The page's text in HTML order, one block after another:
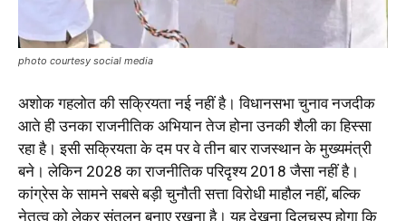
photo courtesy social media
अशोक गहलोत की सक्रियता नई नहीं है। विधानसभा चुनाव नजदीक
आते ही उनका राजनीतिक अभियान तेज होना उनकी शैली का हिस्सा
रहा है। इसी सक्रियता के दम पर वे तीन बार राजस्थान के मुख्यमंत्री
बने। लेकिन 2028 का राजनीतिक परिदृश्य 2018 जैसा नहीं है।
कांग्रेस के सामने सबसे बड़ी चुनौती सत्ता विरोधी माहौल नहीं, बल्कि
नेतृत्व को लेकर संतुलन बनाए रखना है। यह देखना दिलचस्प होगा कि